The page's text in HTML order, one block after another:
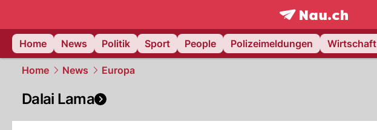
frontpage.NAU.ch
Home
News Politik Sport People Polizeimeldungen Wirtschaft
Home News Europa
Dalai Lama